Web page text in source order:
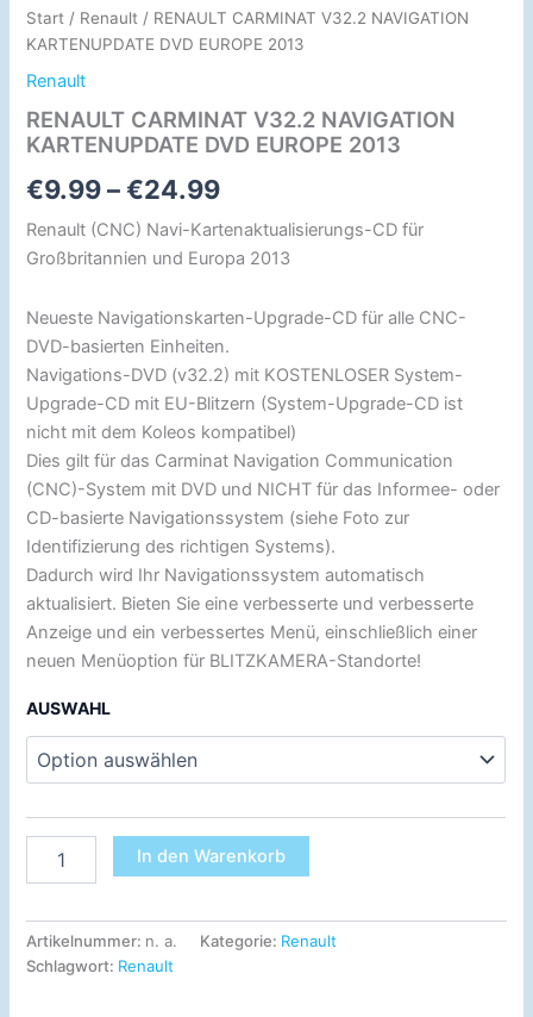
Start / Renault / RENAULT CARMINAT V32.2 NAVIGATION
KARTENUPDATE DVD EUROPE 2013
Renault
RENAULT CARMINAT V32.2 NAVIGATION
KARTENUPDATE DVD EUROPE 2013
€9.99 –€24.99
Renault (CNC) Navi-Kartenaktualisierungs-CD für
Großbritannien und Europa 2013
Neueste Navigationskarten-Upgrade-CD für alle CNC-
DVD-basierten Einheiten.
Navigations-DVD (v32.2) mit KOSTENLOSER System-
Upgrade-CD mit EU-Blitzern (System-Upgrade-CD ist
nicht mit dem Koleos kompatibel)
Dies gilt für das Carminat Navigation Communication
(CNC)-System mit DVD und NICHT für das Informee- oder
CD-basierte Navigationssystem (siehe Foto zur
Identifizierung des richtigen Systems).
Dadurch wird Ihr Navigationssystem automatisch
aktualisiert. Bieten Sie eine verbesserte und verbesserte
Anzeige und ein verbessertes Menü, einschließlich einer
neuen Menüoption für BLITZKAMERA-Standorte!
AUSWAHL
In den Warenkorb
Artikelnummer: n. a. Kategorie: Renault
Schlagwort: Renault